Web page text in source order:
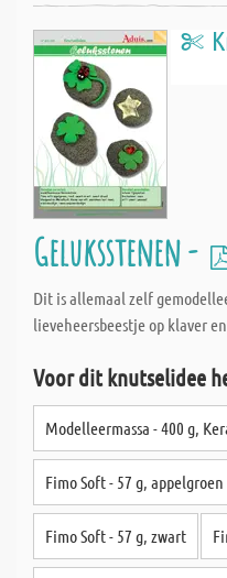
Geluksstenen -
Dit is allemaal zelf
lieveheersbeestje op klaver
Voor dit knutselidee
Modelleermassa - 400 g,
Fimo Soft - 57 g, appelgroen
Fimo Soft - 57 g, zwart